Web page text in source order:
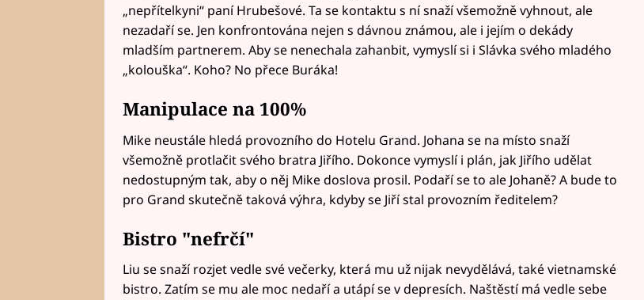
„nepřítelkyni“ paní Hrubešové. Ta se kontaktu s ní snaží všemožně vyhnout, ale
nezadaří se. Jen konfrontována nejen s dávnou známou, ale i jejím o dekády
mladším partnerem. Aby se nenechala zahanbit, vymyslí si i Slávka svého mladého
„kolouška“. Koho? No přece Buráka!
Manipulace na 100%
Mike neustále hledá provozního do Hotelu Grand. Johana se na místo snaží
všemožně protlačit svého bratra Jiřího. Dokonce vymyslí i plán, jak Jiřího udělat
nedostupným tak, aby o něj Mike doslova prosil. Podaří se to ale Johaně? A bude to
pro Grand skutečně taková výhra, kdyby se Jiří stal provozním ředitelem?
Bistro "nefrčí"
Liu se snaží rozjet vedle své večerky, která mu už nijak nevydělává, také vietnamské
bistro. Zatím se mu ale moc nedaří a utápí se v depresích. Naštěstí má vedle sebe